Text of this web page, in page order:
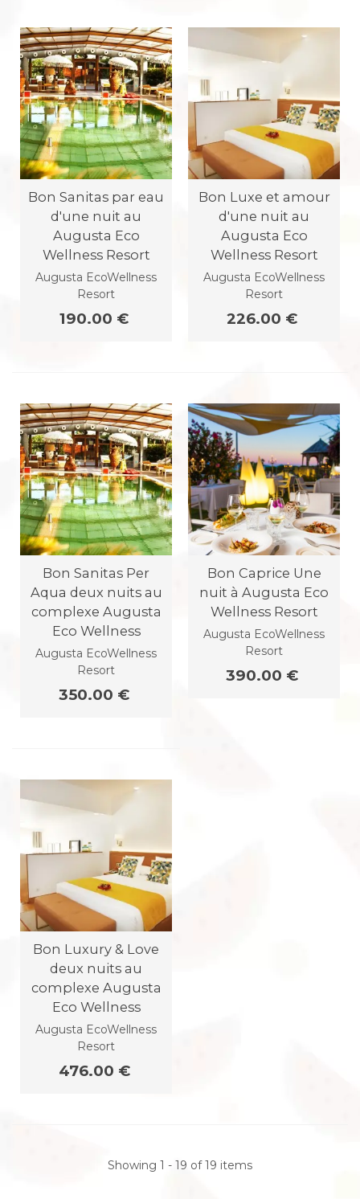
Bon Sanitas par eau
d'une nuit au
Augusta Eco
Wellness Resort
Augusta EcoWellness
Resort
190.00 €
Bon Luxe et amour
d'une nuit au
Augusta Eco
Wellness Resort
Augusta EcoWellness
Resort
226.00 €
Bon Sanitas Per
Aqua deux nuits au
complexe Augusta
Eco Wellness
Augusta EcoWellness
Resort
350.00 €
Bon Caprice Une
nuit à Augusta Eco
Wellness Resort
Augusta EcoWellness
Resort
390.00 €
Bon Luxury & Love
deux nuits au
complexe Augusta
Eco Wellness
Augusta EcoWellness
Resort
476.00 €
Showing 1 - 19 of 19 items